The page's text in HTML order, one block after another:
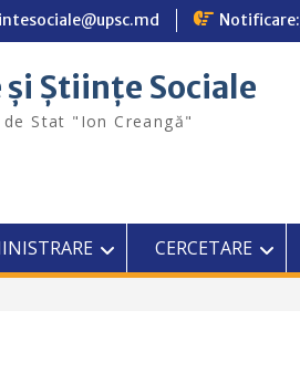
Notificare:
Științe Sociale
Stat "Ion Creangă"
CERCETARE